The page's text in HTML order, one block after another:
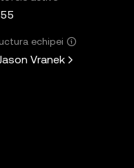
echipei
Vranek
Mask Network,